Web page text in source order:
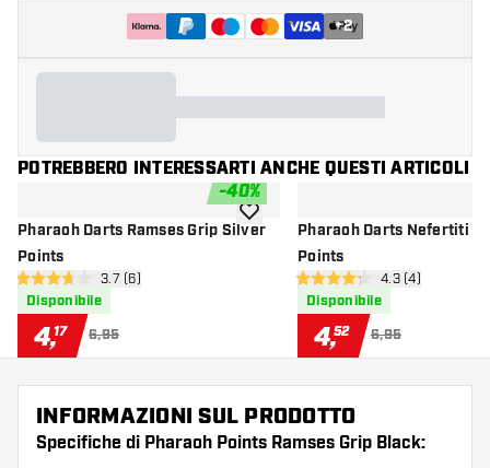
+2
POTREBBERO INTERESSARTI ANCHE QUESTI ARTICOLI
-40%
Pharaoh Darts Ramses Grip Silver
Points
apri pannello recensioni
3.7 stelle di valutazione
3.7 (6)
Disponibile
4,17 6,95
aggiungi alla lista dei desideri
Pharaoh Darts Nefertiti
Points
apri pannello
4.3 stelle di valutazione
4.3 (4)
Disponibile
4,52 6,95
INFORMAZIONI SUL PRODOTTO
Specifiche di Pharaoh Points Ramses Grip Black: